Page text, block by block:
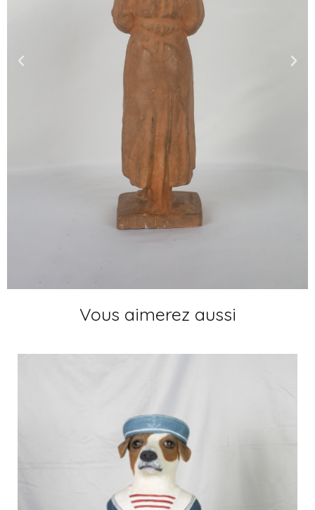
Vous aimerez aussi